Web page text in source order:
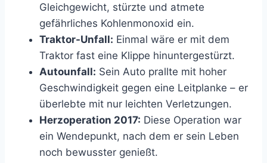
Gleichgewicht, stürzte und atmete
gefährliches Kohlenmonoxid ein.
Traktor-Unfall: Einmal wäre er mit dem
Traktor fast eine Klippe hinuntergestürzt.
Autounfall: Sein Auto prallte mit hoher
Geschwindigkeit gegen eine Leitplanke – er
überlebte mit nur leichten Verletzungen.
Herzoperation 2017: Diese Operation war
ein Wendepunkt, nach dem er sein Leben
noch bewusster genießt.